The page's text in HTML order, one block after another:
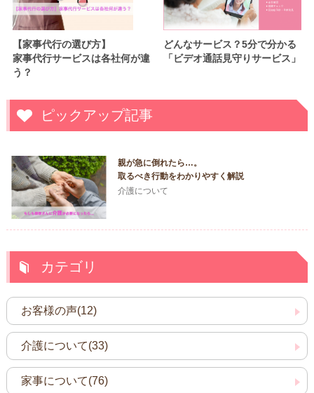
【家事代行の選び方】
家事代行サービスは各社何が違
う？
どんなサービス？5分で分かる
「ビデオ通話見守りサービス」
ピックアップ記事
親が急に倒れたら…。
取るべき行動をわかりやすく解説
介護について
カテゴリ
お客様の声(12)
介護について(33)
家事について(76)